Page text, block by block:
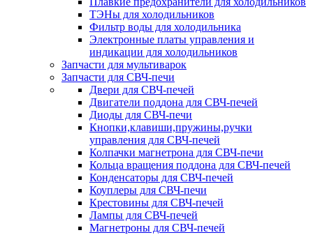
ТЭНы для холодильников
Фильтр воды для холодильника
Электронные платы управления и
индикации для холодильников
Запчасти для мультиварок
Запчасти для СВЧ-печи
Двери для СВЧ-печей
Двигатели поддона для СВЧ-печей
Диоды для СВЧ-печи
Кнопки,клавиши,пружины,ручки
управления для СВЧ-печей
Колпачки магнетрона для СВЧ-печи
Кольца вращения поддона для СВЧ-печей
Конденсаторы для СВЧ-печей
Коуплеры для СВЧ-печи
Крестовины для СВЧ-печей
Лампы для СВЧ-печей
Магнетроны для СВЧ-печей